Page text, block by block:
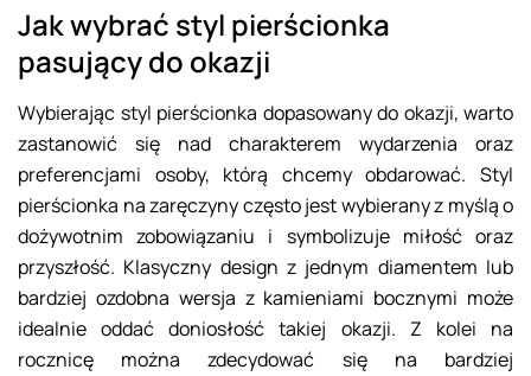
Jak wybrać styl pierścionka
pasujący do okazji
Wybierając styl pierścionka dopasowany do okazji, warto
zastanowić się nad charakterem wydarzenia oraz
preferencjami osoby, którą chcemy obdarować. Styl
pierścionka na zaręczyny często jest wybierany z myślą o
dożywotnim zobowiązaniu i symbolizuje miłość oraz
przyszłość. Klasyczny design z jednym diamentem lub
bardziej ozdobna wersja z kamieniami bocznymi może
idealnie oddać doniosłość takiej okazji. Z kolei na
rocznicę można zdecydować się na bardziej